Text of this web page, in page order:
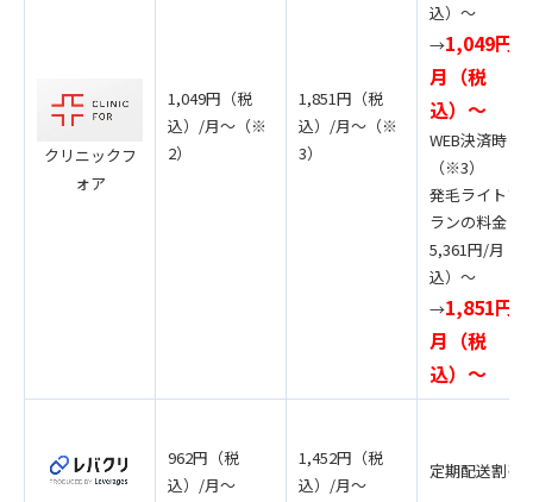
クリニックフ
ォア
1,049円（税
込）/月〜（※
2）
1,851円（税
込）/月〜（※
3）
込）〜
→1,049円/
月（税
込）〜
WEB決済時
（※3）
発毛ライトプ
ランの料金
5,361円/月（
込）〜
→1,851円/
月（税
込）〜
962円（税
込）/月〜
1,452円（税
込）/月〜
定期配送割引